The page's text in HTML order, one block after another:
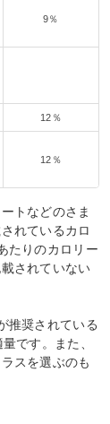
9％
12％
12％
トなどのさま
れているカロ
たりのカロリー
されていない
推奨されている
です。また、
スを選ぶのも